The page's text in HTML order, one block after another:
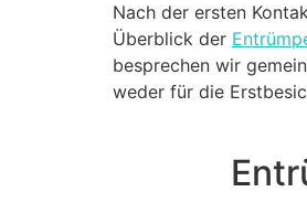
Nach der ersten
Überblick der
besprechen wir
weder für die